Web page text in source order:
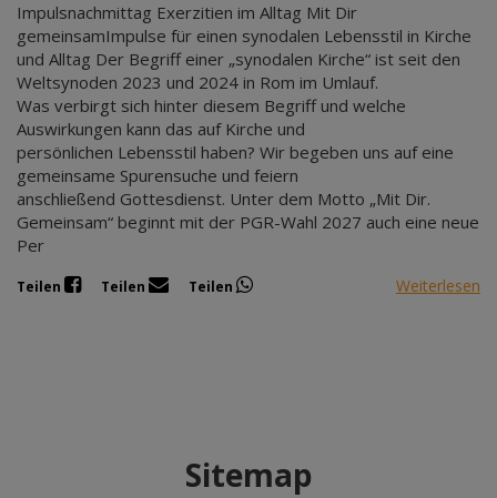
Impulsnachmittag Exerzitien im Alltag Mit Dir
gemeinsamImpulse für einen synodalen Lebensstil in Kirche
und Alltag Der Begriff einer „synodalen Kirche“ ist seit den
Weltsynoden 2023 und 2024 in Rom im Umlauf.
Was verbirgt sich hinter diesem Begriff und welche
Auswirkungen kann das auf Kirche und
persönlichen Lebensstil haben? Wir begeben uns auf eine
gemeinsame Spurensuche und feiern
anschließend Gottesdienst. Unter dem Motto „Mit Dir.
Gemeinsam“ beginnt mit der PGR-Wahl 2027 auch eine neue
Per
Teilen Teilen Teilen Weiterlesen
Sitemap